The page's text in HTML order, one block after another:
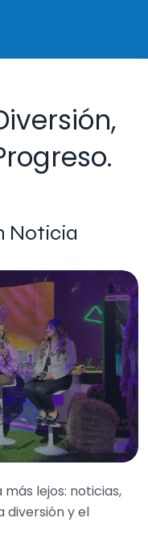
Noticia
lejos: noticias,
diversión y el